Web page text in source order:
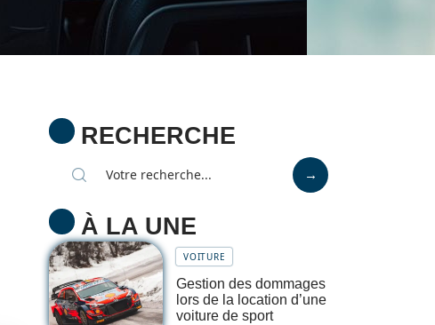
RECHERCHE
À LA UNE
VOITURE
Gestion des dommages
lors de la location d’une
voiture de sport